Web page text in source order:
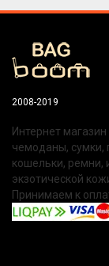
2008-2019
Интернет
чемоданы, сумки,
кошельки, ремни,
экзотической
Принимаем к